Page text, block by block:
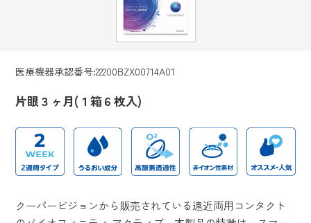
医療機器承認番号:22200BZX00714A01
片眼３ヶ月(１箱６枚入)
クーパービジョンから販売されている遠近両用コンタクト